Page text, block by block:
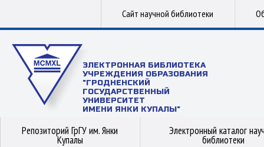
Сайт научной библиотеки
ЭЛЕКТРОННАЯ БИБЛИОТЕКА
УЧРЕЖДЕНИЯ ОБРАЗОВАНИЯ
"ГРОДНЕНСКИЙ
ГОСУДАРСТВЕННЫЙ
УНИВЕРСИТЕТ
ИМЕНИ ЯНКИ КУПАЛЫ"
Репозиторий ГрГУ им. Янки
Купалы
Электронный каталог
библиотеки